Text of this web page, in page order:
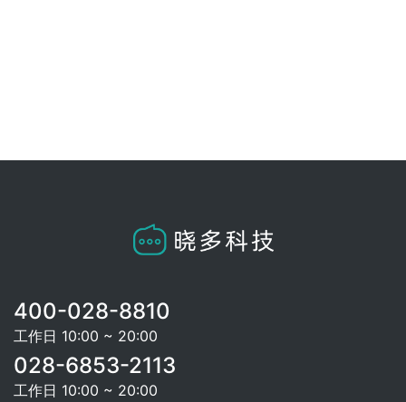
400-028-8810
工作日 10:00 ~ 20:00
028-6853-2113
工作日 10:00 ~ 20:00